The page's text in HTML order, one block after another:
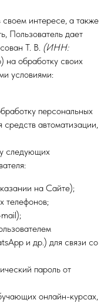
интересе, а также
Пользователь дает
Т. В. (ИНН:
обработку своих
условиями:
персональных
средств автоматизации,
следующих
на Сайте);
телефонов;
и др.) для связи со
пароль от
онлайн-курсах,